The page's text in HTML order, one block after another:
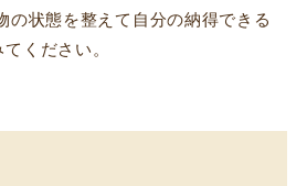
の状態を整えて自分の納得できる
ください。